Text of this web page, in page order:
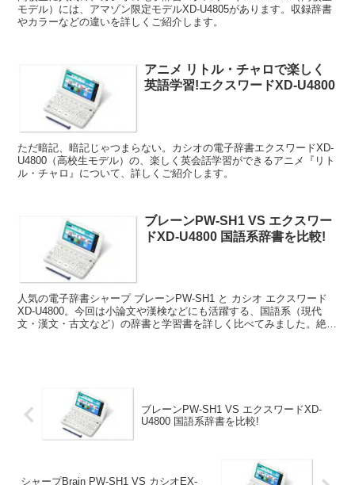
モデル）には、アマゾン限定モデルXD-U4805があります。収録辞書
やカラーなどの違いを詳しくご紹介します。
アニメ リトル・チャロで楽しく
英語学習!エクスワードXD-U4800
ただ暗記、暗記じゃつまらない。カシオの電子辞書エクスワードXD-
U4800（高校生モデル）の、楽しく英会話学習ができるアニメ『リト
ル・チャロ』について、詳しくご紹介します。
ブレーンPW-SH1 VS エクスワー
ドXD-U4800 国語系辞書を比較!
人気の電子辞書シャープ ブレーンPW-SH1 と カシオ エクスワード
XD-U4800。今回は小論文や漢検などにも活躍する、国語系（現代
文・漢文・古文など）の辞書と学習書を詳しく比べてみました。絶対
ブレーンPW-SH1 VS エクスワードXD-
U4800 国語系辞書を比較!
シャープBrain PW-SH1 VS カシオEX-